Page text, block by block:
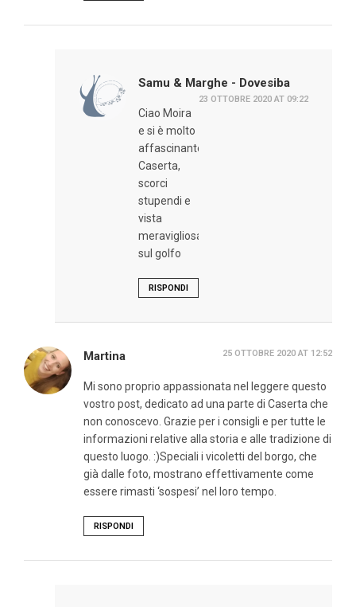
Samu & Marghe - Dovesiba
23 OTTOBRE 2020 AT 09:22
Ciao Moira
e si è molto
affascinante
Caserta,
scorci
stupendi e
vista
meravigliosa
sul golfo
RISPONDI
Martina 25 OTTOBRE 2020 AT 12:52
Mi sono proprio appassionata nel leggere questo
vostro post, dedicato ad una parte di Caserta che
non conoscevo. Grazie per i consigli e per tutte le
informazioni relative alla storia e alle tradizione di
questo luogo. :)Speciali i vicoletti del borgo, che
già dalle foto, mostrano effettivamente come
essere rimasti ‘sospesi’ nel loro tempo.
RISPONDI